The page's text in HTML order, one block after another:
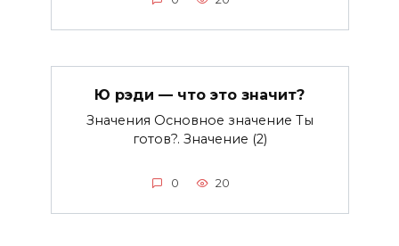
Ю рэди — что это значит?
Значения Основное значение Ты
готов?. Значение (2)
0 20